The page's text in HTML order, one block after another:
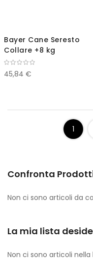
Bayer Cane Seresto
Collare +8 kg
45,84 €
1
Confronta
Non ci sono articoli da
La mia lista
Non ci sono articoli nella